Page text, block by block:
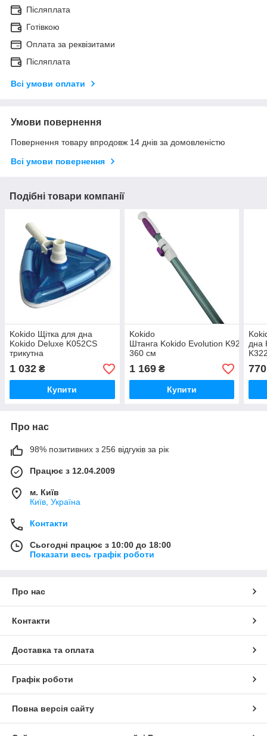
Післяплата
Готівкою
Оплата за реквізитами
Післяплата
Всі умови оплати
Умови повернення
Повернення товару впродовж 14 днів за домовленістю
Всі умови повернення
Подібні товари компанії
Kokido Щітка для дна
Kokido Deluxe K052CS
трикутна
1 032 ₴
Купити
Kokido
Штанга Kokido Evolution K928BU/S
360 см
1 169₴
Купити
дна
770
Про нас
98% позитивних з 256 відгуків за рік
Працює з 12.04.2009
м. Київ
Київ, Україна
Контакти
Сьогодні працює з 10:00 до 18:00
Показати весь графік роботи
Про нас
Контакти
Доставка та оплата
Графік роботи
Повна версія сайту